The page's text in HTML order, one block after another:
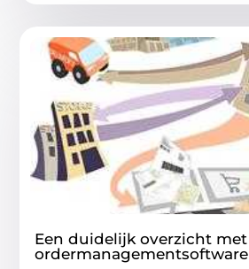
Een duidelijk overzicht met
ordermanagementsoftware